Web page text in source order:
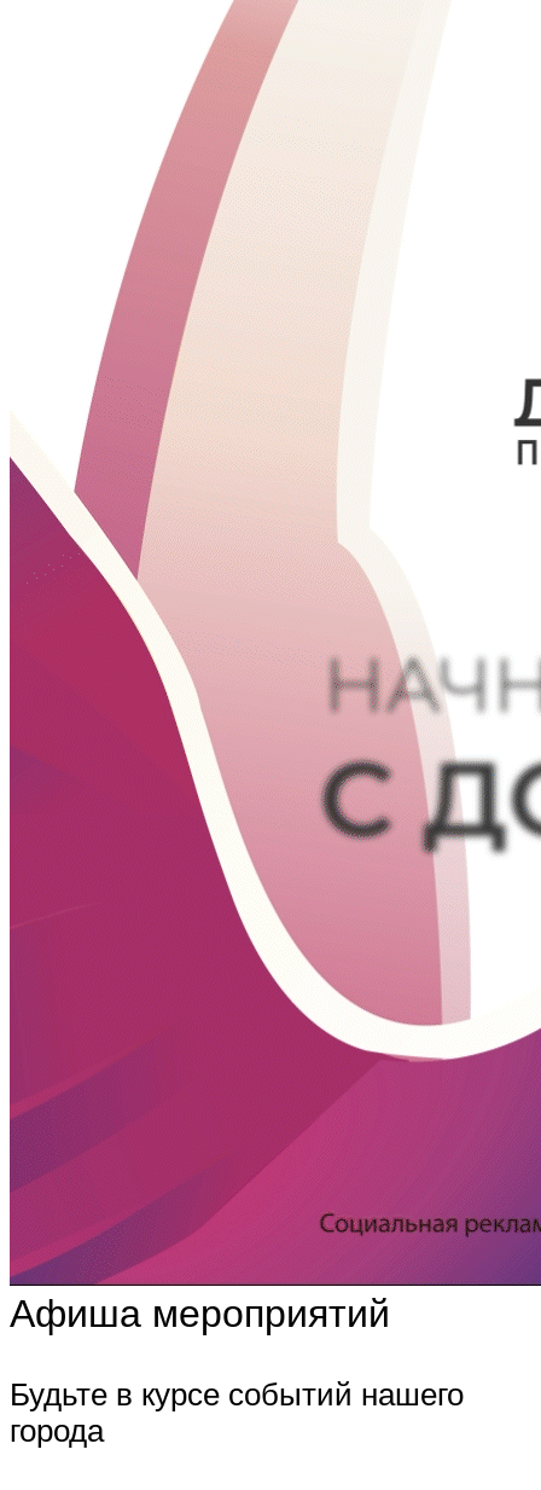
Афиша мероприятий
Будьте в курсе событий нашего
города